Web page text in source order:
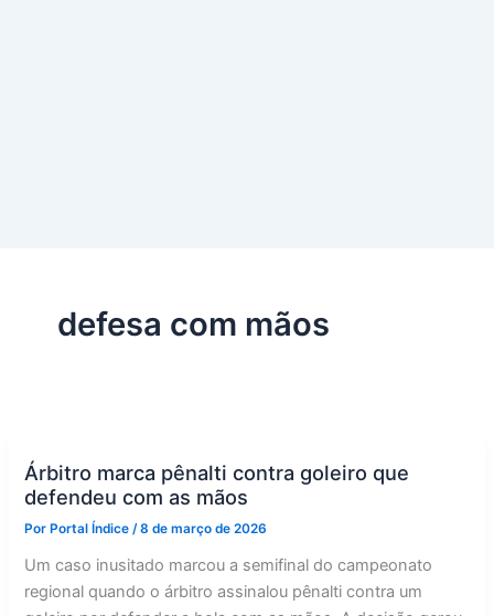
defesa com mãos
Árbitro marca pênalti contra goleiro que
defendeu com as mãos
Por Portal Índice/8 de março de 2026
Um caso inusitado marcou a semifinal do campeonato
regional quando o árbitro assinalou pênalti contra um